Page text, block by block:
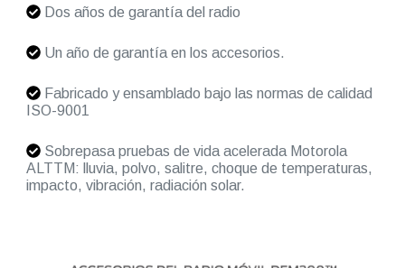
Dos años de garantía del radio
Un año de garantía en los accesorios.
Fabricado y ensamblado bajo las normas de calidad
ISO-9001
Sobrepasa pruebas de vida acelerada Motorola
ALTTM: lluvia, polvo, salitre, choque de temperaturas,
impacto, vibración, radiación solar.